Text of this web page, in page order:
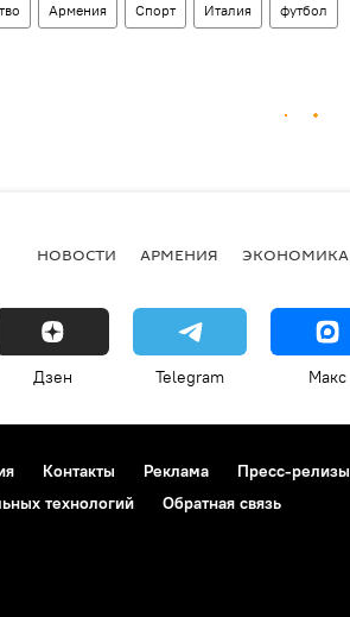
Армения Спорт Италия футбол
НОВОСТИ АРМЕНИЯ ЭКОНОМИКА
Дзен Telegram Макс
Контакты Реклама Пресс-релизы
технологий
Обратная связь